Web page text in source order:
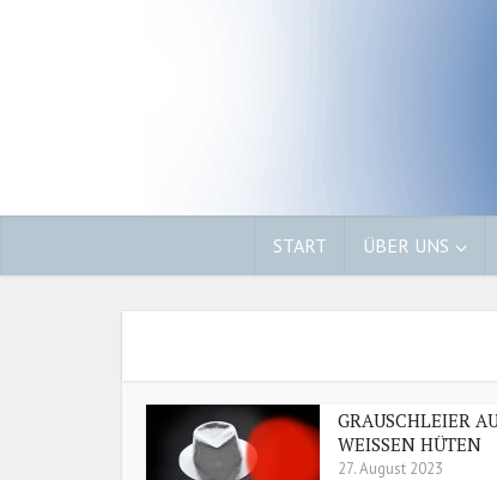
START ÜBER UNS
GRAUSCHLEIER
WEISSEN HÜTEN
27. August 2023